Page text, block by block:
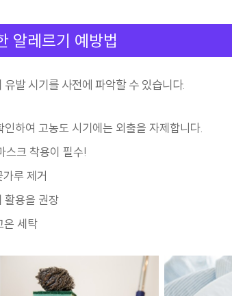
알레르기 예방법
발 시기를 사전에 파악할 수 있습니다.
하여 고농도 시기에는 외출을 자제합니다.
크 착용이 필수!
루 제거
활용을 권장
온 세탁